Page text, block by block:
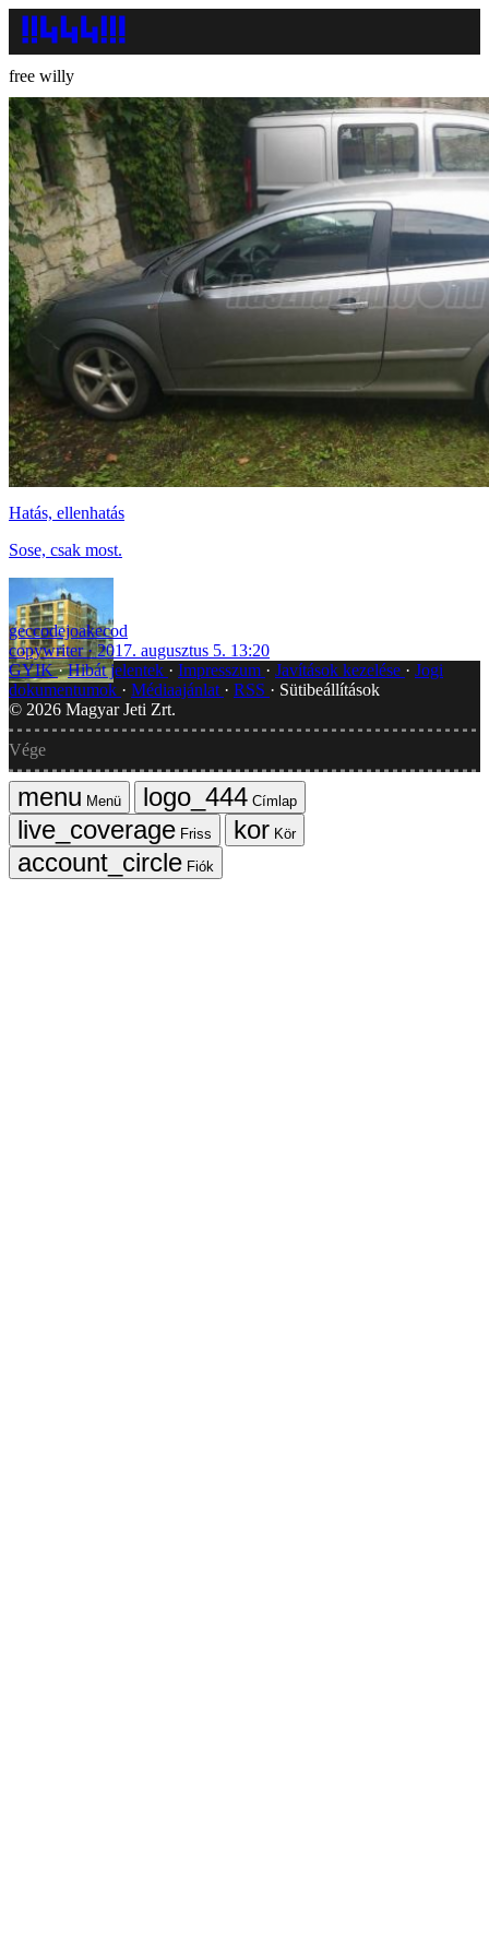
free willy
Hatás, ellenhatás
Sose, csak most.
geccodejoakecod
copywriter
2017. augusztus 5. 13:20
GYIK Hibát jelentek Impresszum Javítások kezelése
Jogi
dokumentumok
Médiaajánlat RSS
Sütibeállítások
© 2026 Magyar Jeti Zrt.
Vége
Menü
Címlap
Friss
Kör
Fiók